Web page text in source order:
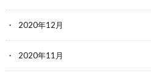
2020年12月
2020年11月